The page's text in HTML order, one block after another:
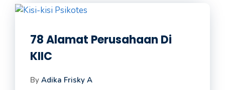
78 Alamat Perusahaan Di
KIIC
By Adika Frisky A